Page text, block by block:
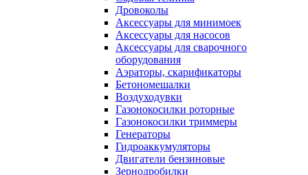
Дровоколы
Аксессуары для минимоек
Аксессуары для насосов
Аксессуары для сварочного
оборудования
Аэраторы, скарификаторы
Бетономешалки
Воздуходувки
Газонокосилки роторные
Газонокосилки триммеры
Генераторы
Гидроаккумуляторы
Двигатели бензиновые
Зернодробилки